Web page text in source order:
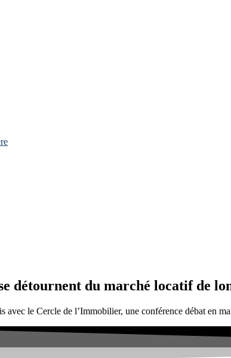
détournent du marché locatif de
le Cercle de l’Immobilier, une conférence débat en